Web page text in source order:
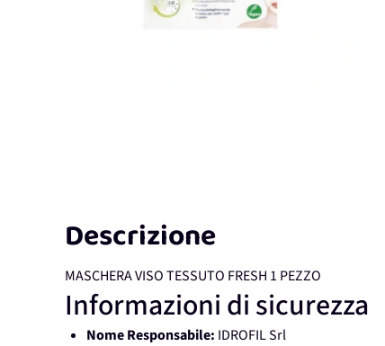
Descrizione
MASCHERA VISO TESSUTO FRESH 1 PEZZO
Informazioni di sicurezza
Nome Responsabile: IDROFIL Srl